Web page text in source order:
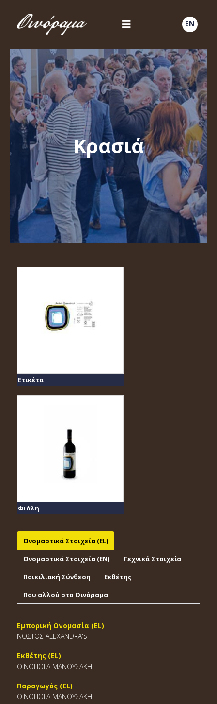
EN
Κρασιά
Ετικέτα
Φιάλη
Ονομαστικά Στοιχεία (EL)
Ονομαστικά Στοιχεία (EΝ) Τεχνικά Στοιχεία
Ποικιλιακή Σύνθεση Εκθέτης
Που αλλού στο Οινόραμα
Εμπορική Ονομασία (EL)
NOΣTOΣ ALEXANDRA'S
Εκθέτης (EL)
ΟΙΝΟΠΟΙΙΑ ΜΑΝΟΥΣΑΚΗ
Παραγωγός (EL)
ΟΙΝΟΠΟΙΙΑ ΜΑΝΟΥΣΑΚΗ